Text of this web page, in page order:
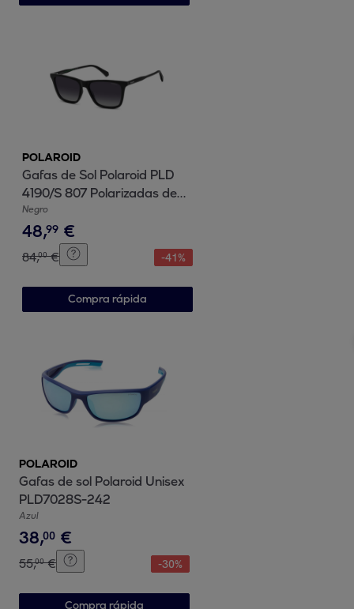
POLAROID
Gafas de Sol Polaroid PLD
4190/S 807 Polarizadas de
Policarbonato Hombre 56
mm
Negro
48,99 €
84,00 € -41%
Compra rápida
POLAROID
Gafas de sol Polaroid Unisex
PLD7028S-242
Azul
38,00 €
55,00 € -30%
Compra rápida